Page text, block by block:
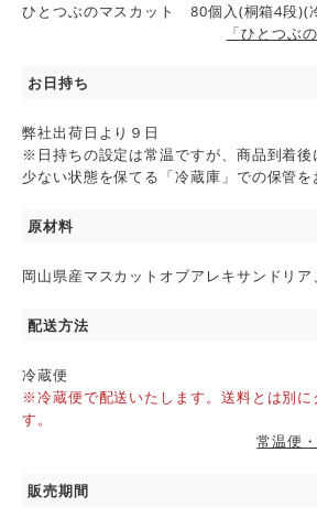
ひとつぶのマスカット 80個入(桐箱4段)(
「ひとつぶ
お日持ち
弊社出荷日より９日
※日持ちの設定は常温ですが、商品到着
少ない状態を保てる「冷蔵庫」での保管を
原材料
岡山県産マスカットオブアレキサンドリ
配送方法
冷蔵便
※冷蔵便で配送いたします。送料とは別に
す。
常温便
販売期間